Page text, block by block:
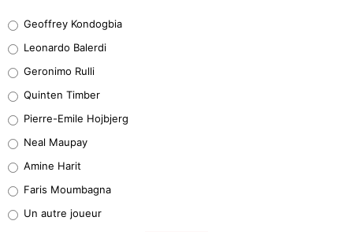
38%
32%
5%
1%
9%
Geoffrey Kondogbia
Leonardo Balerdi
Geronimo Rulli
Quinten Timber
Pierre-Emile Hojbjerg
Neal Maupay
Amine Harit
Faris Moumbagna
Un autre joueur